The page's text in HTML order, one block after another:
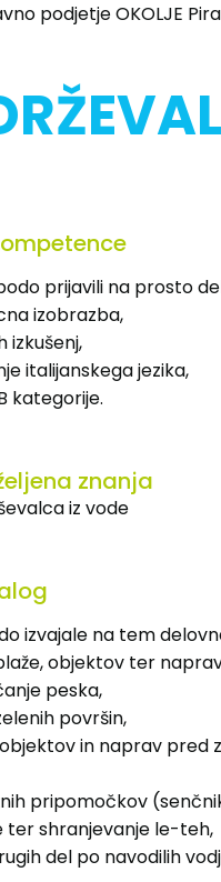
podjetje OKOLJE
prijavili na prosto
izobrazba,
izkušenj,
italijanskega jezika,
kategorije.
znanja
iz vode
izvajale na tem
objektov ter
peska,
površin,
in naprav pred
pripomočkov
ter shranjevanje le-teh,
del po navodilih